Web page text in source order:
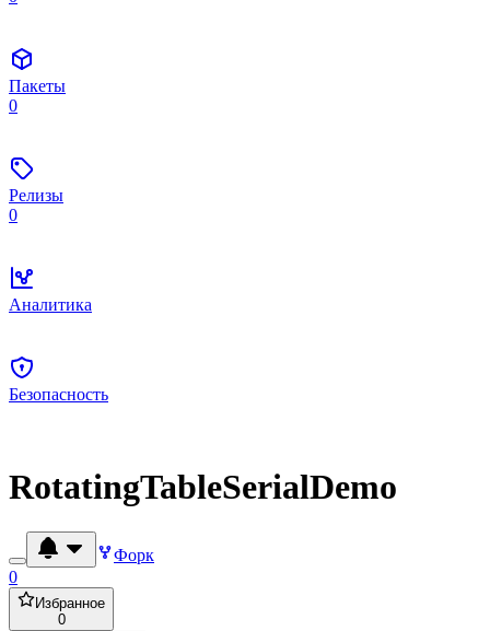
Пакеты
0
Релизы
0
Аналитика
Безопасность
RotatingTableSerialDemo
Форк
0
Избранное
0